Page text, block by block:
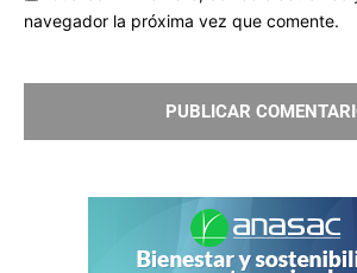
navegador la próxima vez que comente.